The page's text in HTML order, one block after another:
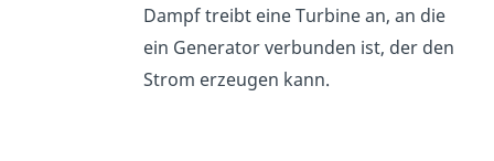
Dampf treibt eine Turbine an, an die
ein Generator verbunden ist, der den
Strom erzeugen kann.